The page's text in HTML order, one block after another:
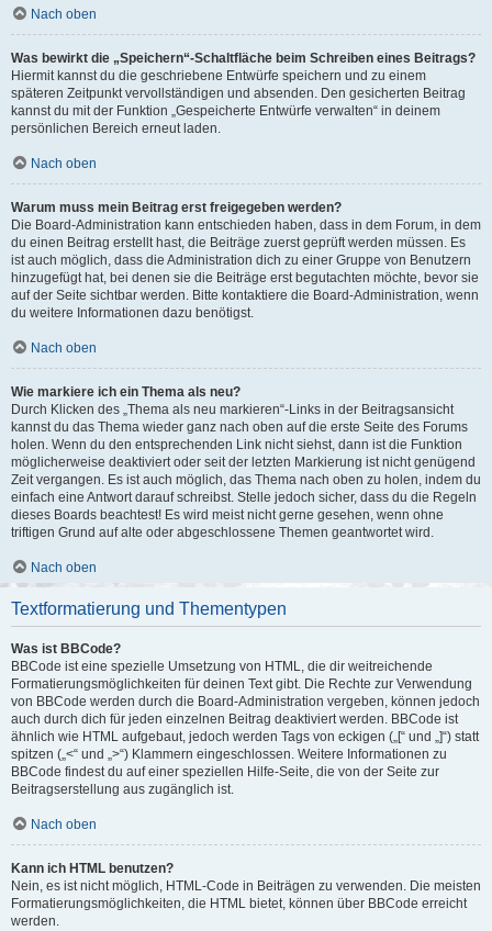
Nach oben
Was bewirkt die „Speichern“-Schaltfläche beim Schreiben eines Beitrags?
Hiermit kannst du die geschriebene Entwürfe speichern und zu einem
späteren Zeitpunkt vervollständigen und absenden. Den gesicherten Beitrag
kannst du mit der Funktion „Gespeicherte Entwürfe verwalten“ in deinem
persönlichen Bereich erneut laden.
Nach oben
Warum muss mein Beitrag erst freigegeben werden?
Die Board-Administration kann entschieden haben, dass in dem Forum, in dem
du einen Beitrag erstellt hast, die Beiträge zuerst geprüft werden müssen. Es
ist auch möglich, dass die Administration dich zu einer Gruppe von Benutzern
hinzugefügt hat, bei denen sie die Beiträge erst begutachten möchte, bevor sie
auf der Seite sichtbar werden. Bitte kontaktiere die Board-Administration, wenn
du weitere Informationen dazu benötigst.
Nach oben
Wie markiere ich ein Thema als neu?
Durch Klicken des „Thema als neu markieren“-Links in der Beitragsansicht
kannst du das Thema wieder ganz nach oben auf die erste Seite des Forums
holen. Wenn du den entsprechenden Link nicht siehst, dann ist die Funktion
möglicherweise deaktiviert oder seit der letzten Markierung ist nicht genügend
Zeit vergangen. Es ist auch möglich, das Thema nach oben zu holen, indem du
einfach eine Antwort darauf schreibst. Stelle jedoch sicher, dass du die Regeln
dieses Boards beachtest! Es wird meist nicht gerne gesehen, wenn ohne
triftigen Grund auf alte oder abgeschlossene Themen geantwortet wird.
Nach oben
Textformatierung und Thementypen
Was ist BBCode?
BBCode ist eine spezielle Umsetzung von HTML, die dir weitreichende
Formatierungsmöglichkeiten für deinen Text gibt. Die Rechte zur Verwendung
von BBCode werden durch die Board-Administration vergeben, können jedoch
auch durch dich für jeden einzelnen Beitrag deaktiviert werden. BBCode ist
ähnlich wie HTML aufgebaut, jedoch werden Tags von eckigen („[“ und „]“) statt
spitzen („<“ und „>“) Klammern eingeschlossen. Weitere Informationen zu
BBCode findest du auf einer speziellen Hilfe-Seite, die von der Seite zur
Beitragserstellung aus zugänglich ist.
Nach oben
Kann ich HTML benutzen?
Nein, es ist nicht möglich, HTML-Code in Beiträgen zu verwenden. Die meisten
Formatierungsmöglichkeiten, die HTML bietet, können über BBCode erreicht
werden.